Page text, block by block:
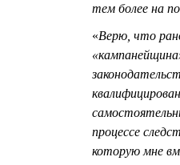
тем более на
«Верю, что
процессе
которую мне